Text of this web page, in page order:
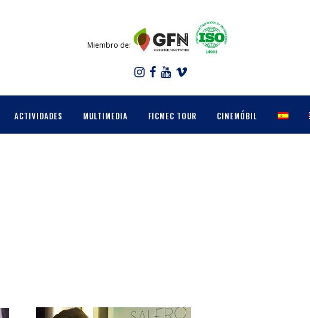
Miembro de:
ACTIVIDADES MULTIMEDIA FICMEC TOUR CINEMÓBIL